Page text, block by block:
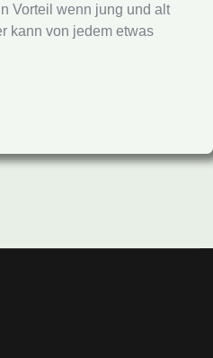
Vorteil wenn jung und alt
kann von jedem etwas